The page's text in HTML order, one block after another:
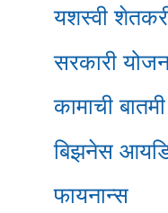
यशस्वी
सरकारी
कामाची बातमी
बिझनेस
फायनान्स